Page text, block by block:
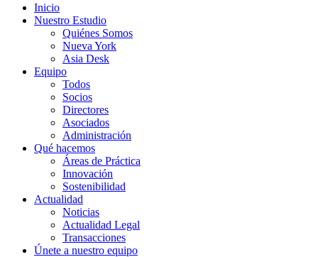
Inicio
Nuestro Estudio
Quiénes Somos
Nueva York
Asia Desk
Equipo
Todos
Socios
Directores
Asociados
Administración
Qué hacemos
Áreas de Práctica
Innovación
Sostenibilidad
Actualidad
Noticias
Actualidad Legal
Transacciones
Únete a nuestro equipo